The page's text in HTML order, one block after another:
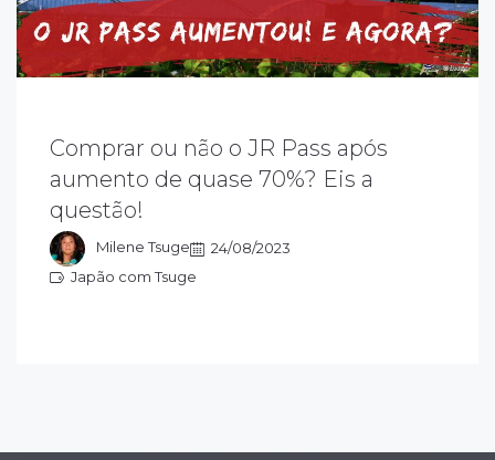
Comprar ou não o JR Pass após
aumento de quase 70%? Eis a
questão!
Milene Tsuge
24/08/2023
Japão com Tsuge
o que fazer agora, com o aumento do
Pass. O turista brasileiro que antes se
muito com o passe nacional, será
ainda vale a pena comprá-lo?